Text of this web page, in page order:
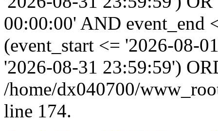
00:00:00' AND event_end
(event_start <= '2026-08-
'2026-08-31 23:59:59')
/home/dx040700/
line 174.